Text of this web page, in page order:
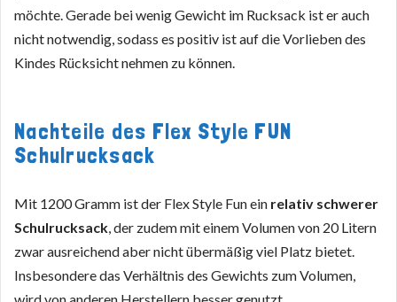
möchte. Gerade bei wenig Gewicht im Rucksack ist er auch
nicht notwendig, sodass es positiv ist auf die Vorlieben des
Kindes Rücksicht nehmen zu können.
Nachteile des Flex Style FUN
Schulrucksack
Mit 1200 Gramm ist der Flex Style Fun ein relativ schwerer
Schulrucksack, der zudem mit einem Volumen von 20 Litern
zwar ausreichend aber nicht übermäßig viel Platz bietet.
Insbesondere das Verhältnis des Gewichts zum Volumen,